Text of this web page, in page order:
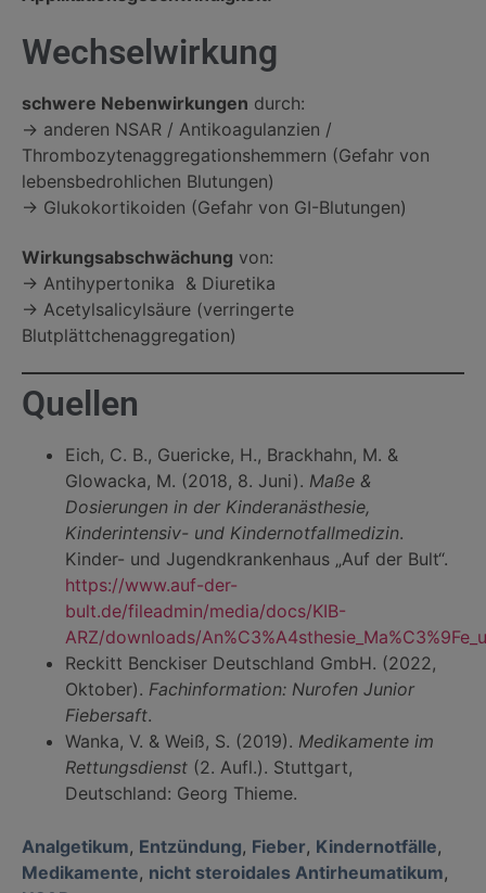
Wechselwirkung
schwere Nebenwirkungen durch:
→ anderen NSAR / Antikoagulanzien /
Thrombozytenaggregationshemmern (Gefahr von
lebensbedrohlichen Blutungen)
→ Glukokortikoiden (Gefahr von GI-Blutungen)
Wirkungsabschwächung von:
→ Antihypertonika & Diuretika
→ Acetylsalicylsäure (verringerte
Blutplättchenaggregation)
Quellen
Eich, C. B., Guericke, H., Brackhahn, M. &
Glowacka, M. (2018, 8. Juni). Maße &
Dosierungen in der Kinderanästhesie,
Kinderintensiv- und Kindernotfallmedizin.
Kinder- und Jugendkrankenhaus „Auf der Bult“.
https://www.auf-der-
bult.de/fileadmin/media/docs/KIB-
ARZ/downloads/
Reckitt Benckiser Deutschland GmbH. (2022,
Oktober). Fachinformation: Nurofen Junior
Fiebersaft.
Wanka, V. & Weiß, S. (2019). Medikamente im
Rettungsdienst (2. Aufl.). Stuttgart,
Deutschland: Georg Thieme.
Analgetikum, Entzündung, Fieber, Kindernotfälle,
Medikamente, nicht steroidales Antirheumatikum,